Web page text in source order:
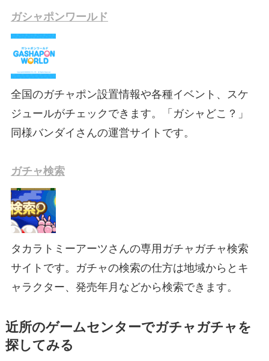
ガシャポンワールド
全国のガチャポン設置情報や各種イベント、スケ
ジュールがチェックできます。「ガシャどこ？」
同様バンダイさんの運営サイトです。
ガチャ検索
タカラトミーアーツさんの専用ガチャガチャ検索
サイトです。ガチャの検索の仕方は地域からとキ
ャラクター、発売年月などから検索できます。
近所のゲームセンターでガチャガチャを
探してみる